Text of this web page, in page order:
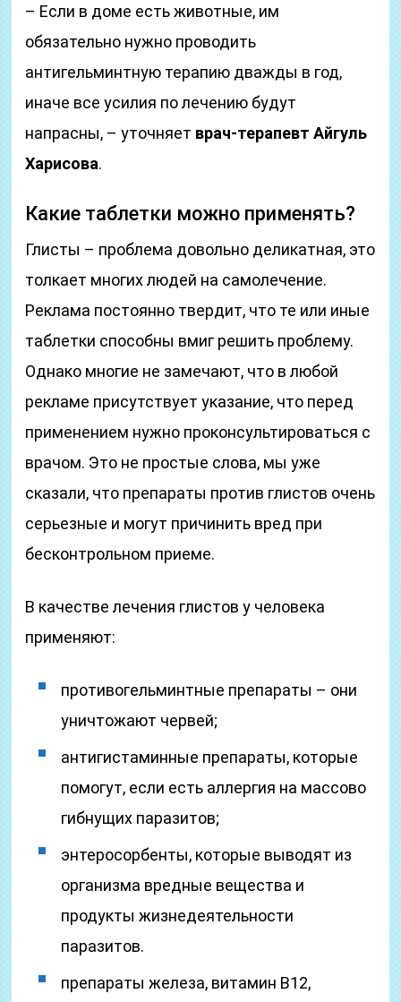
– Если в доме есть животные, им
обязательно нужно проводить
антигельминтную терапию дважды в год,
иначе все усилия по лечению будут
напрасны, – уточняет врач-терапевт Айгуль
Харисова.
Какие таблетки можно применять?
Глисты – проблема довольно деликатная, это
толкает многих людей на самолечение.
Реклама постоянно твердит, что те или иные
таблетки способны вмиг решить проблему.
Однако многие не замечают, что в любой
рекламе присутствует указание, что перед
применением нужно проконсультироваться с
врачом. Это не простые слова, мы уже
сказали, что препараты против глистов очень
серьезные и могут причинить вред при
бесконтрольном приеме.
В качестве лечения глистов у человека
применяют:
противогельминтные препараты – они
уничтожают червей;
антигистаминные препараты, которые
помогут, если есть аллергия на массово
гибнущих паразитов;
энтеросорбенты, которые выводят из
организма вредные вещества и
продукты жизнедеятельности
паразитов.
препараты железа, витамин В12,